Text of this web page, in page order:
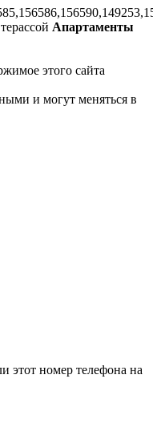
Апартаменты
этого сайта
и могут меняться в
этот номер телефона на